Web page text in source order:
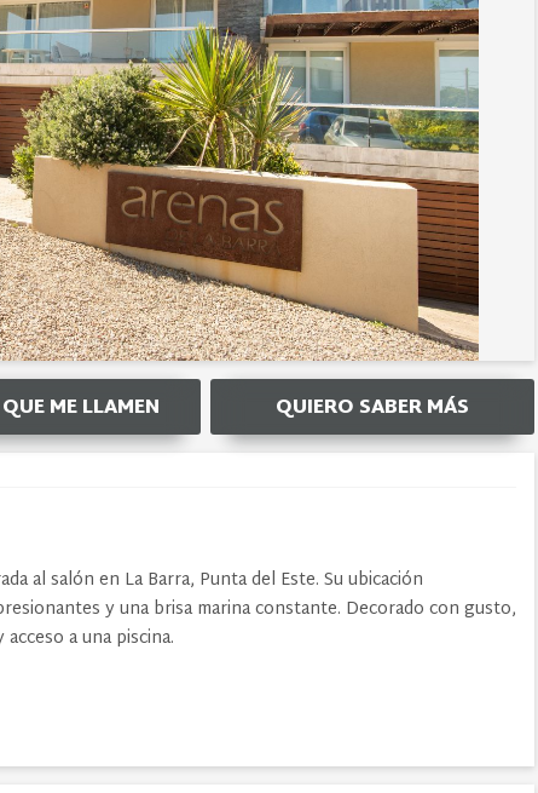
ME LLAMEN QUIERO SABER MÁS
al salón en La Barra, Punta del Este. Su ubicación
y una brisa marina constante. Decorado con gusto,
a una piscina.